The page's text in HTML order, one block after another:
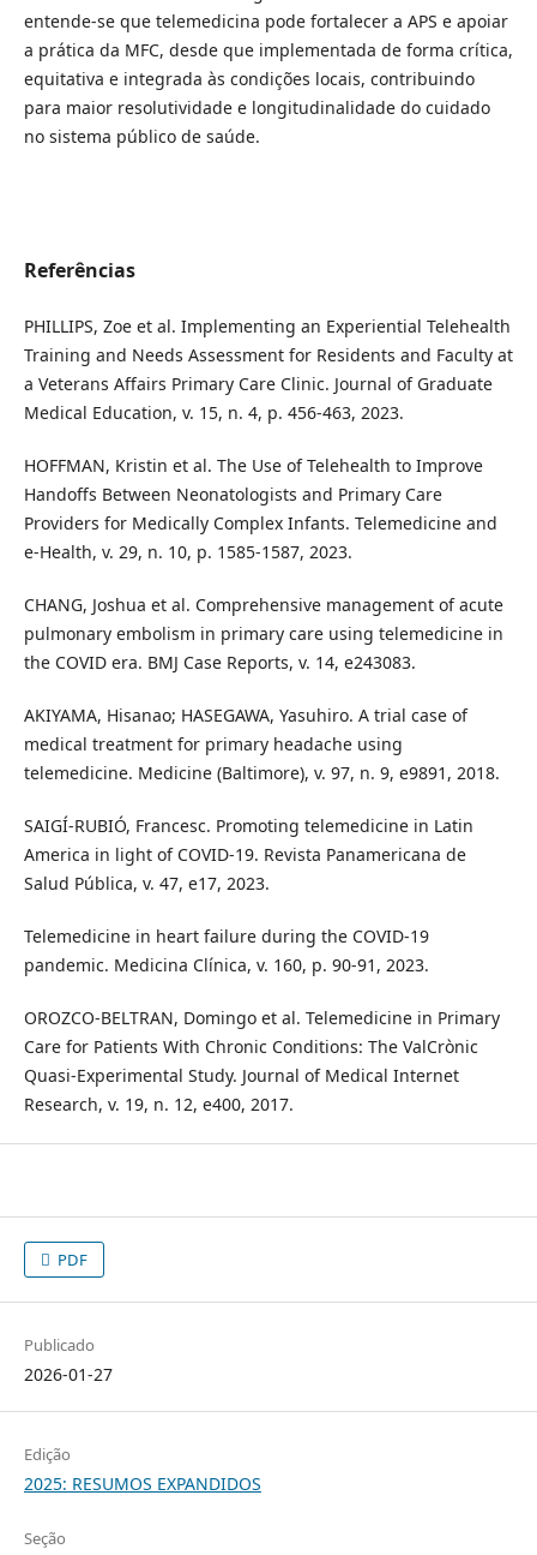
entende-se que telemedicina pode fortalecer a APS e apoiar
a prática da MFC, desde que implementada de forma crítica,
equitativa e integrada às condições locais, contribuindo
para maior resolutividade e longitudinalidade do cuidado
no sistema público de saúde.
Referências
PHILLIPS, Zoe et al. Implementing an Experiential Telehealth
Training and Needs Assessment for Residents and Faculty at
a Veterans Affairs Primary Care Clinic. Journal of Graduate
Medical Education, v. 15, n. 4, p. 456-463, 2023.
HOFFMAN, Kristin et al. The Use of Telehealth to Improve
Handoffs Between Neonatologists and Primary Care
Providers for Medically Complex Infants. Telemedicine and
e-Health, v. 29, n. 10, p. 1585-1587, 2023.
CHANG, Joshua et al. Comprehensive management of acute
pulmonary embolism in primary care using telemedicine in
the COVID era. BMJ Case Reports, v. 14, e243083.
AKIYAMA, Hisanao; HASEGAWA, Yasuhiro. A trial case of
medical treatment for primary headache using
telemedicine. Medicine (Baltimore), v. 97, n. 9, e9891, 2018.
SAIGÍ-RUBIÓ, Francesc. Promoting telemedicine in Latin
America in light of COVID-19. Revista Panamericana de
Salud Pública, v. 47, e17, 2023.
Telemedicine in heart failure during the COVID-19
pandemic. Medicina Clínica, v. 160, p. 90-91, 2023.
OROZCO-BELTRAN, Domingo et al. Telemedicine in Primary
Care for Patients With Chronic Conditions: The ValCrònic
Quasi-Experimental Study. Journal of Medical Internet
Research, v. 19, n. 12, e400, 2017.
PDF
Publicado
2026-01-27
Edição
2025: RESUMOS EXPANDIDOS
Seção